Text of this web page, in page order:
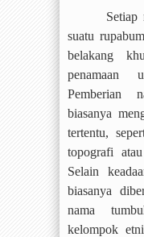
suatu
belakang
penamaan
Pemberian
biasanya
tertentu,
topografi
Selain
biasanya
nama
kelompok